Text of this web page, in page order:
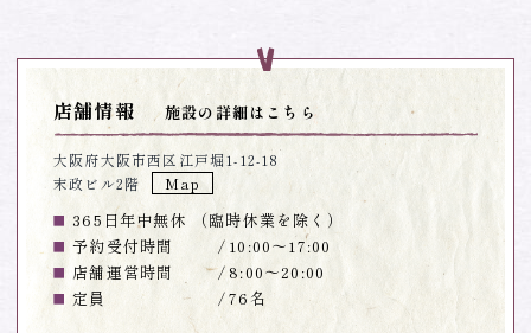
店舗情報 施設の詳細はこちら
大阪府大阪市西区江戸堀1-12-18
末政ビル2階
Map
365日年中無休 （臨時休業を除く）
予約受付時間
10:00～17:00
店舗運営時間
8:00～20:00
定員
76名